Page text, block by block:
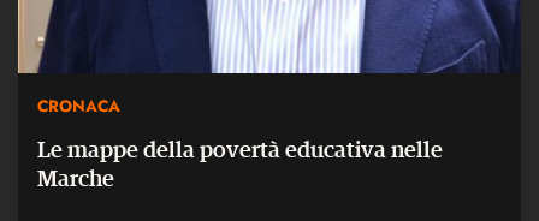
CRONACA
Le mappe della povertà educativa nelle
Marche